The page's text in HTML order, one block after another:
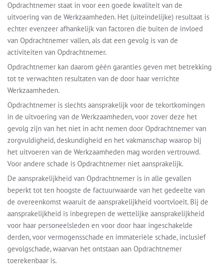
Opdrachtnemer staat in voor een goede kwaliteit van de
uitvoering van de Werkzaamheden. Het (uiteindelijke) resultaat is
echter evenzeer afhankelijk van factoren die buiten de invloed
van Opdrachtnemer vallen, als dat een gevolg is van de
activiteiten van Opdrachtnemer.
Opdrachtnemer kan daarom géén garanties geven met betrekking
tot te verwachten resultaten van de door haar verrichte
Werkzaamheden.
Opdrachtnemer is slechts aansprakelijk voor de tekortkomingen
in de uitvoering van de Werkzaamheden, voor zover deze het
gevolg zijn van het niet in acht nemen door Opdrachtnemer van
zorgvuldigheid, deskundigheid en het vakmanschap waarop bij
het uitvoeren van de Werkzaamheden mag worden vertrouwd.
Voor andere schade is Opdrachtnemer niet aansprakelijk.
De aansprakelijkheid van Opdrachtnemer is in alle gevallen
beperkt tot ten hoogste de factuurwaarde van het gedeelte van
de overeenkomst waaruit de aansprakelijkheid voortvloeit. Bij de
aansprakelijkheid is inbegrepen de wettelijke aansprakelijkheid
voor haar personeelsleden en voor door haar ingeschakelde
derden, voor vermogensschade en immateriële schade, inclusief
gevolgschade, waarvan het ontstaan aan Opdrachtnemer
toerekenbaar is.